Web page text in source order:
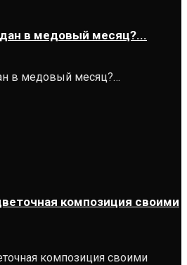
в медовый месяц?...
в медовый месяц?…
композиция своими
композиция своими